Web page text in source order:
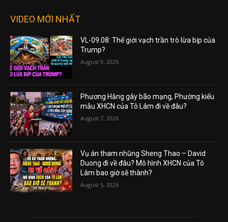
VIDEO MỚI NHẤT
VL-09.08: Thế giới vạch trần trò lừa bịp của
Trump?
August 9, 2026
Phương Hằng gây bão mạng, Phường kiểu
mẫu XHCN của Tô Lâm đi về đâu?
August 7, 2026
Vụ án tham nhũng Sheng Thao – David
Duong đi về đâu? Mô hình XHCN của Tô
Lâm bao giờ sẽ thành?
August 5, 2026